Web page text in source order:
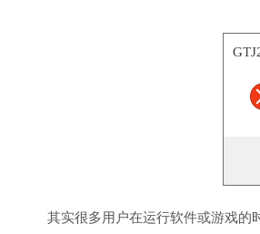
其实很多用户在运行软件或游戏的